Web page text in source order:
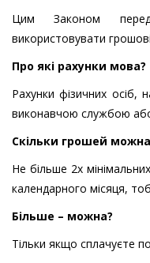
Цим Законом
використовувати
Про які рахунки мова?
Рахунки фізичних
виконавчою службою
Скільки грошей
Не більше 2х
календарного місяця,
Більше – можна?
Тільки якщо сплачуєте